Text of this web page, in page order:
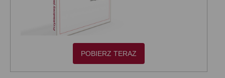
POBIERZ TERAZ